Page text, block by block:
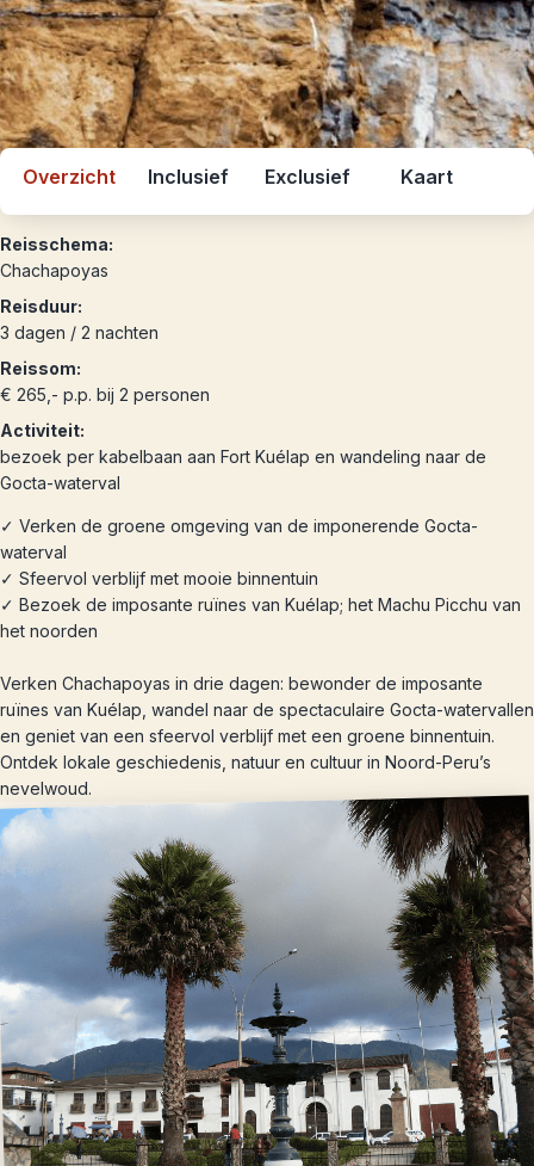
Overzicht Inclusief Exclusief Kaart
Reisschema:
Chachapoyas
Reisduur:
3 dagen / 2 nachten
Reissom:
€ 265,- p.p. bij 2 personen
Activiteit:
bezoek per kabelbaan aan Fort Kuélap en wandeling naar de
Gocta-waterval
✓ Verken de groene omgeving van de imponerende Gocta-
waterval
✓ Sfeervol verblijf met mooie binnentuin
✓ Bezoek de imposante ruïnes van Kuélap; het Machu Picchu van
het noorden
Verken Chachapoyas in drie dagen: bewonder de imposante
ruïnes van Kuélap, wandel naar de spectaculaire Gocta-watervallen
en geniet van een sfeervol verblijf met een groene binnentuin.
Ontdek lokale geschiedenis, natuur en cultuur in Noord-Peru’s
nevelwoud.